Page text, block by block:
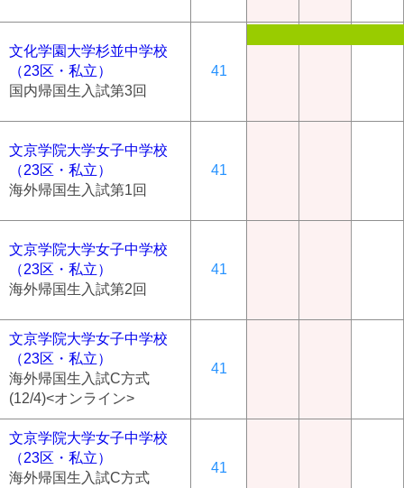
文化学園大学杉並中学校
（23区・私立）
国内帰国生入試第3回
41
文京学院大学女子中学校
（23区・私立）
海外帰国生入試第1回
41
文京学院大学女子中学校
（23区・私立）
海外帰国生入試第2回
41
文京学院大学女子中学校
（23区・私立）
海外帰国生入試C方式
(12/4)<オンライン>
41
文京学院大学女子中学校
（23区・私立）
海外帰国生入試C方式
41